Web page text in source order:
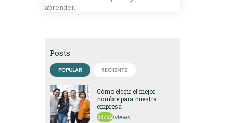
aprender.
Posts
POPULAR RECIENTE
Cómo elegir el mejor
nombre para nuestra
empresa
33752 views